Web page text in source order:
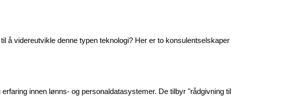
å videreutvikle denne typen teknologi? Her er to konsulentselskaper
innen lønns- og personaldatasystemer. De tilbyr "rådgivning til